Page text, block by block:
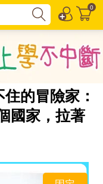
0
的冒險家：
國家，拉著